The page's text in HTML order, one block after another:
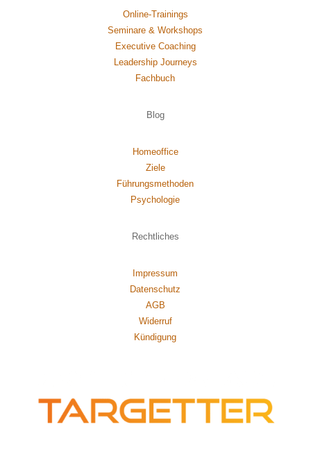
Online-Trainings
Seminare & Workshops
Executive Coaching
Leadership Journeys
Fachbuch
Blog
Homeoffice
Ziele
Führungsmethoden
Psychologie
Rechtliches
Impressum
Datenschutz
AGB
Widerruf
Kündigung